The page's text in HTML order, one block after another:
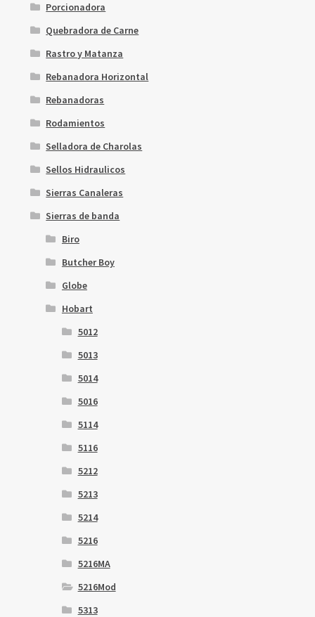
Porcionadora
Quebradora de Carne
Rastro y Matanza
Rebanadora Horizontal
Rebanadoras
Rodamientos
Selladora de Charolas
Sellos Hidraulicos
Sierras Canaleras
Sierras de banda
Biro
Butcher Boy
Globe
Hobart
5012
5013
5014
5016
5114
5116
5212
5213
5214
5216
5216MA
5216Mod
5313